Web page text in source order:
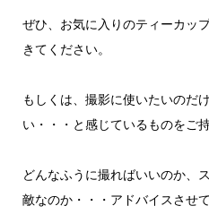
ぜひ、お気に入りのティーカッ
きてください。
もしくは、撮影に使いたいのだ
い・・・と感じているものをご
どんなふうに撮ればいいのか、
敵なのか・・・アドバイスさせ